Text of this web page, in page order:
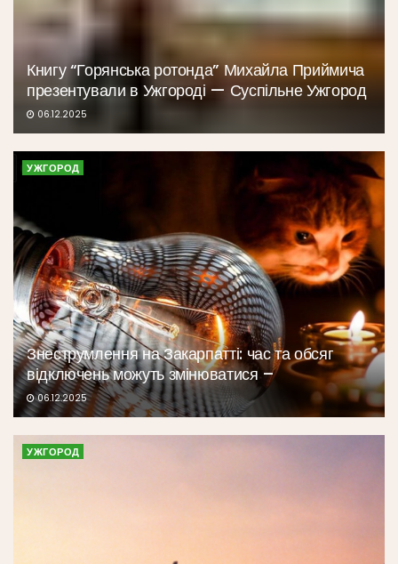
Книгу “Горянська ротонда” Михайла Приймича
презентували в Ужгороді — Суспільне Ужгород
06.12.2025
УЖГОРОД
Знеструмлення на Закарпатті: час та обсяг
відключень можуть змінюватися –
06.12.2025
УЖГОРОД